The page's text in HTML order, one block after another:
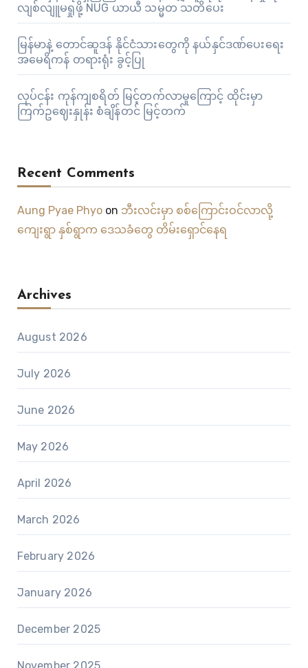
လျစ်လျူမရှုဖို့ NUG ယာယီ သမ္မတ သတိပေး
မြန်မာနဲ့ တောင်ဆူဒန် နိုင်ငံသားတွေကို နယ်နှင်ဒဏ်ပေးရေး
အမေရိကန် တရားရုံး ခွင့်ပြု
လုပ်ငန်း ကုန်ကျစရိတ် မြင့်တက်လာမှုကြောင့် ထိုင်းမှာ
ကြက်ဥဈေးနှုန်း စံချိန်တင် မြင့်တက်
Recent Comments
Aung Pyae Phyoon ဘီးလင်းမှာ စစ်ကြောင်းဝင်လာလို့
ကျေးရွာ နှစ်ရွာက ဒေသခံတွေ တိမ်းရှောင်နေရ
Archives
August 2026
July 2026
June 2026
May 2026
April 2026
March 2026
February 2026
January 2026
December 2025